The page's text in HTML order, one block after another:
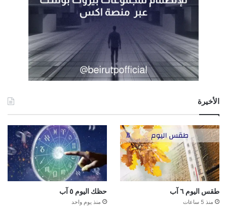
الأخيرة
طقس اليوم ٦ آب
منذ 5 ساعات
حظك اليوم ٥ آب
منذ يوم واحد